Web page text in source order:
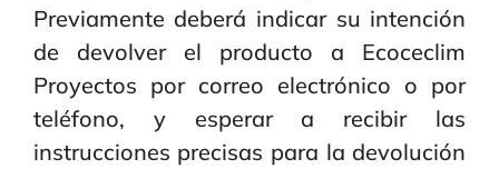
Previamente deberá indicar su intención
de devolver el producto a Ecoceclim
Proyectos por correo electrónico o por
teléfono, y esperar a recibir las
instrucciones precisas para la devolución